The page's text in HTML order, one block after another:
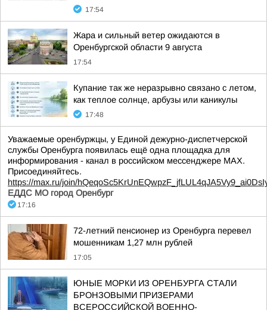
17:54
Жара и сильный ветер ожидаются в
Оренбургской области 9 августа
17:54
Купание так же неразрывно связано с летом,
как теплое солнце, арбузы или каникулы
17:48
Уважаемые оренбуржцы, у Единой дежурно-диспетчерской
службы Оренбурга появилась ещё одна площадка для
информирования - канал в российском мессенджере МАХ.
Присоединяйтесь.
https://max.ru/join/
ЕДДС МО город Оренбург
17:16
72-летний пенсионер из Оренбурга перевел
мошенникам 1,27 млн рублей
17:05
ЮНЫЕ МОРКИ ИЗ ОРЕНБУРГА СТАЛИ
БРОНЗОВЫМИ ПРИЗЕРАМИ
ВСЕРОССИЙСКОЙ ВОЕННО-